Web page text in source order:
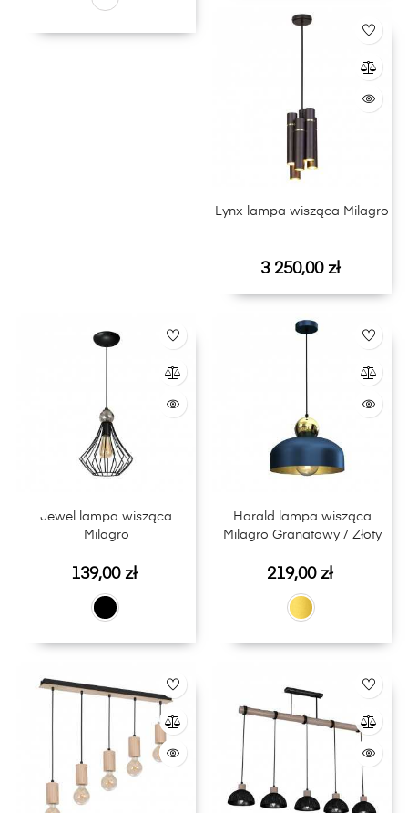
Lynx lampa wisząca Milagro
Cena
3 250,00 zł
Jewel lampa wisząca
Milagro
Cena
139,00 zł
Harald lampa wisząca
Milagro Granatowy / Złoty
Cena
219,00 zł